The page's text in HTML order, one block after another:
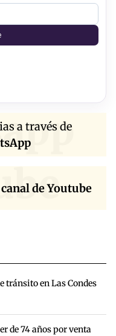
a través de
de Youtube
tránsito en Las Condes
de 74 años por venta